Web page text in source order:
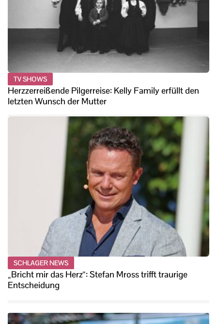
TV SHOWS
Herzzerreißende Pilgerreise: Kelly Family erfüllt den
letzten Wunsch der Mutter
SCHLAGER NEWS
„Bricht mir das Herz“: Stefan Mross trifft traurige
Entscheidung